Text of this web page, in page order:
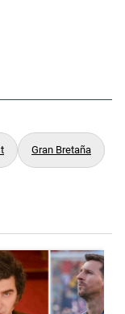
Gran Bretaña
que se le
de tendencia con